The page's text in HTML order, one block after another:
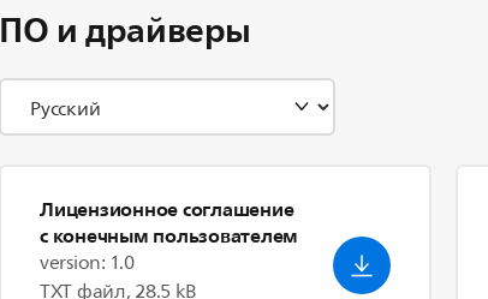
ПО и драйверы
Лицензионное соглашение
с конечным пользователем
version: 1.0
TXT файл, 28.5 kB